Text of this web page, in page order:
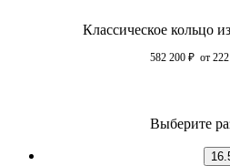
Классическое кольцо
582 200 ₽ от
Выберите